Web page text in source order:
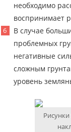
необходимо
воспринимает
В случае
проблемных
негативные
сложным
уровень